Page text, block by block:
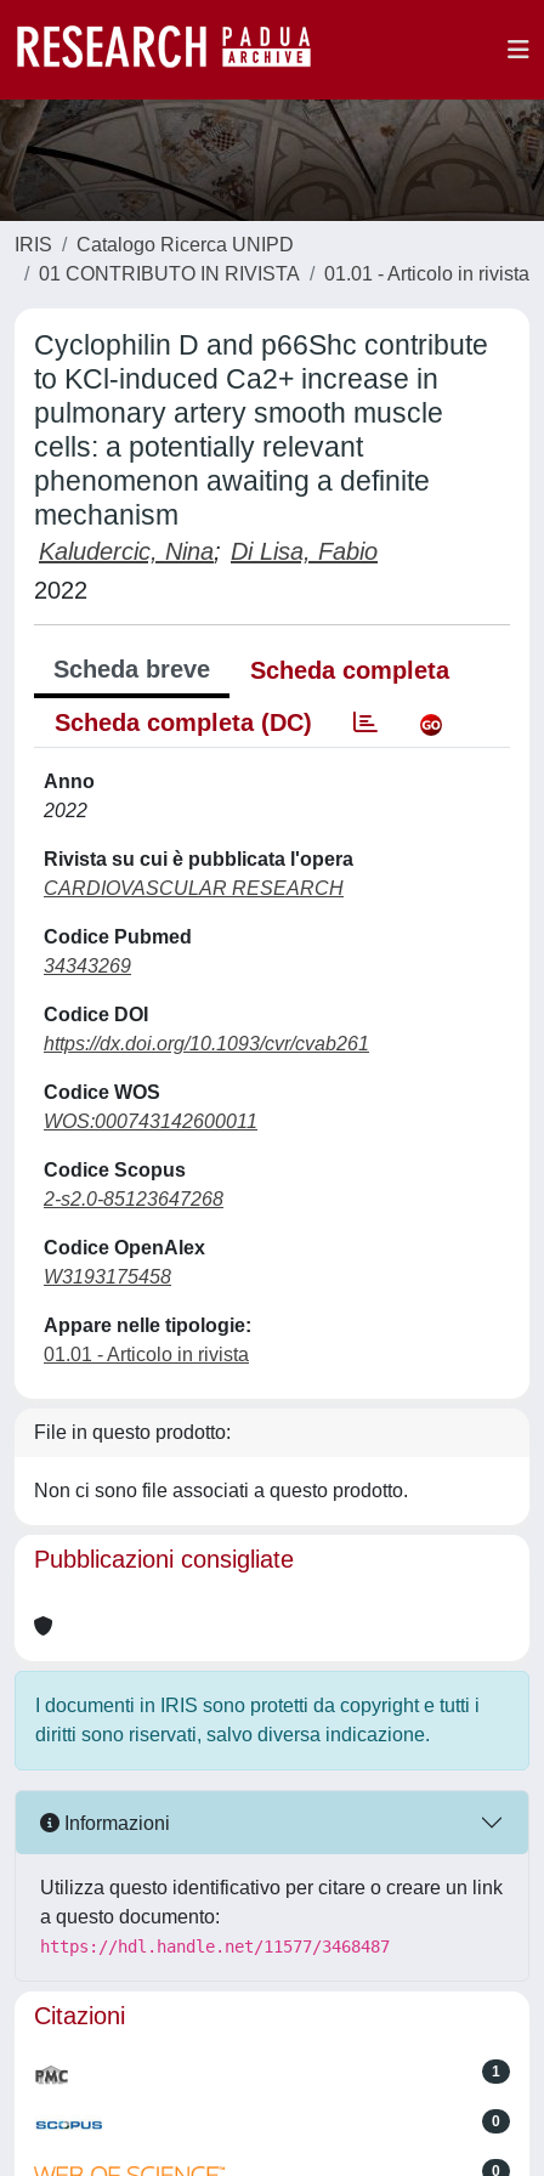
IRIS
Catalogo Ricerca UNIPD
01 CONTRIBUTO IN RIVISTA
01.01 - Articolo in rivista
Cyclophilin D and p66Shc contribute
to KCl-induced Ca2+ increase in
pulmonary artery smooth muscle
cells: a potentially relevant
phenomenon awaiting a definite
mechanism
Kaludercic, Nina; Di Lisa, Fabio
2022
Scheda breve
Scheda completa
Scheda completa (DC)
Anno
2022
Rivista su cui è pubblicata l'opera
CARDIOVASCULAR RESEARCH
Codice Pubmed
34343269
Codice DOI
https://dx.doi.org/10.1093/cvr/cvab261
Codice WOS
WOS:000743142600011
Codice Scopus
2-s2.0-85123647268
Codice OpenAlex
W3193175458
Appare nelle tipologie:
01.01 - Articolo in rivista
File in questo prodotto:
Non ci sono file associati a questo prodotto.
Pubblicazioni consigliate
I documenti in IRIS sono protetti da copyright e tutti i
diritti sono riservati, salvo diversa indicazione.
Informazioni
Utilizza questo identificativo per citare o creare un link
a questo documento:
https://hdl.handle.net/11577/3468487
Citazioni
1
0
0